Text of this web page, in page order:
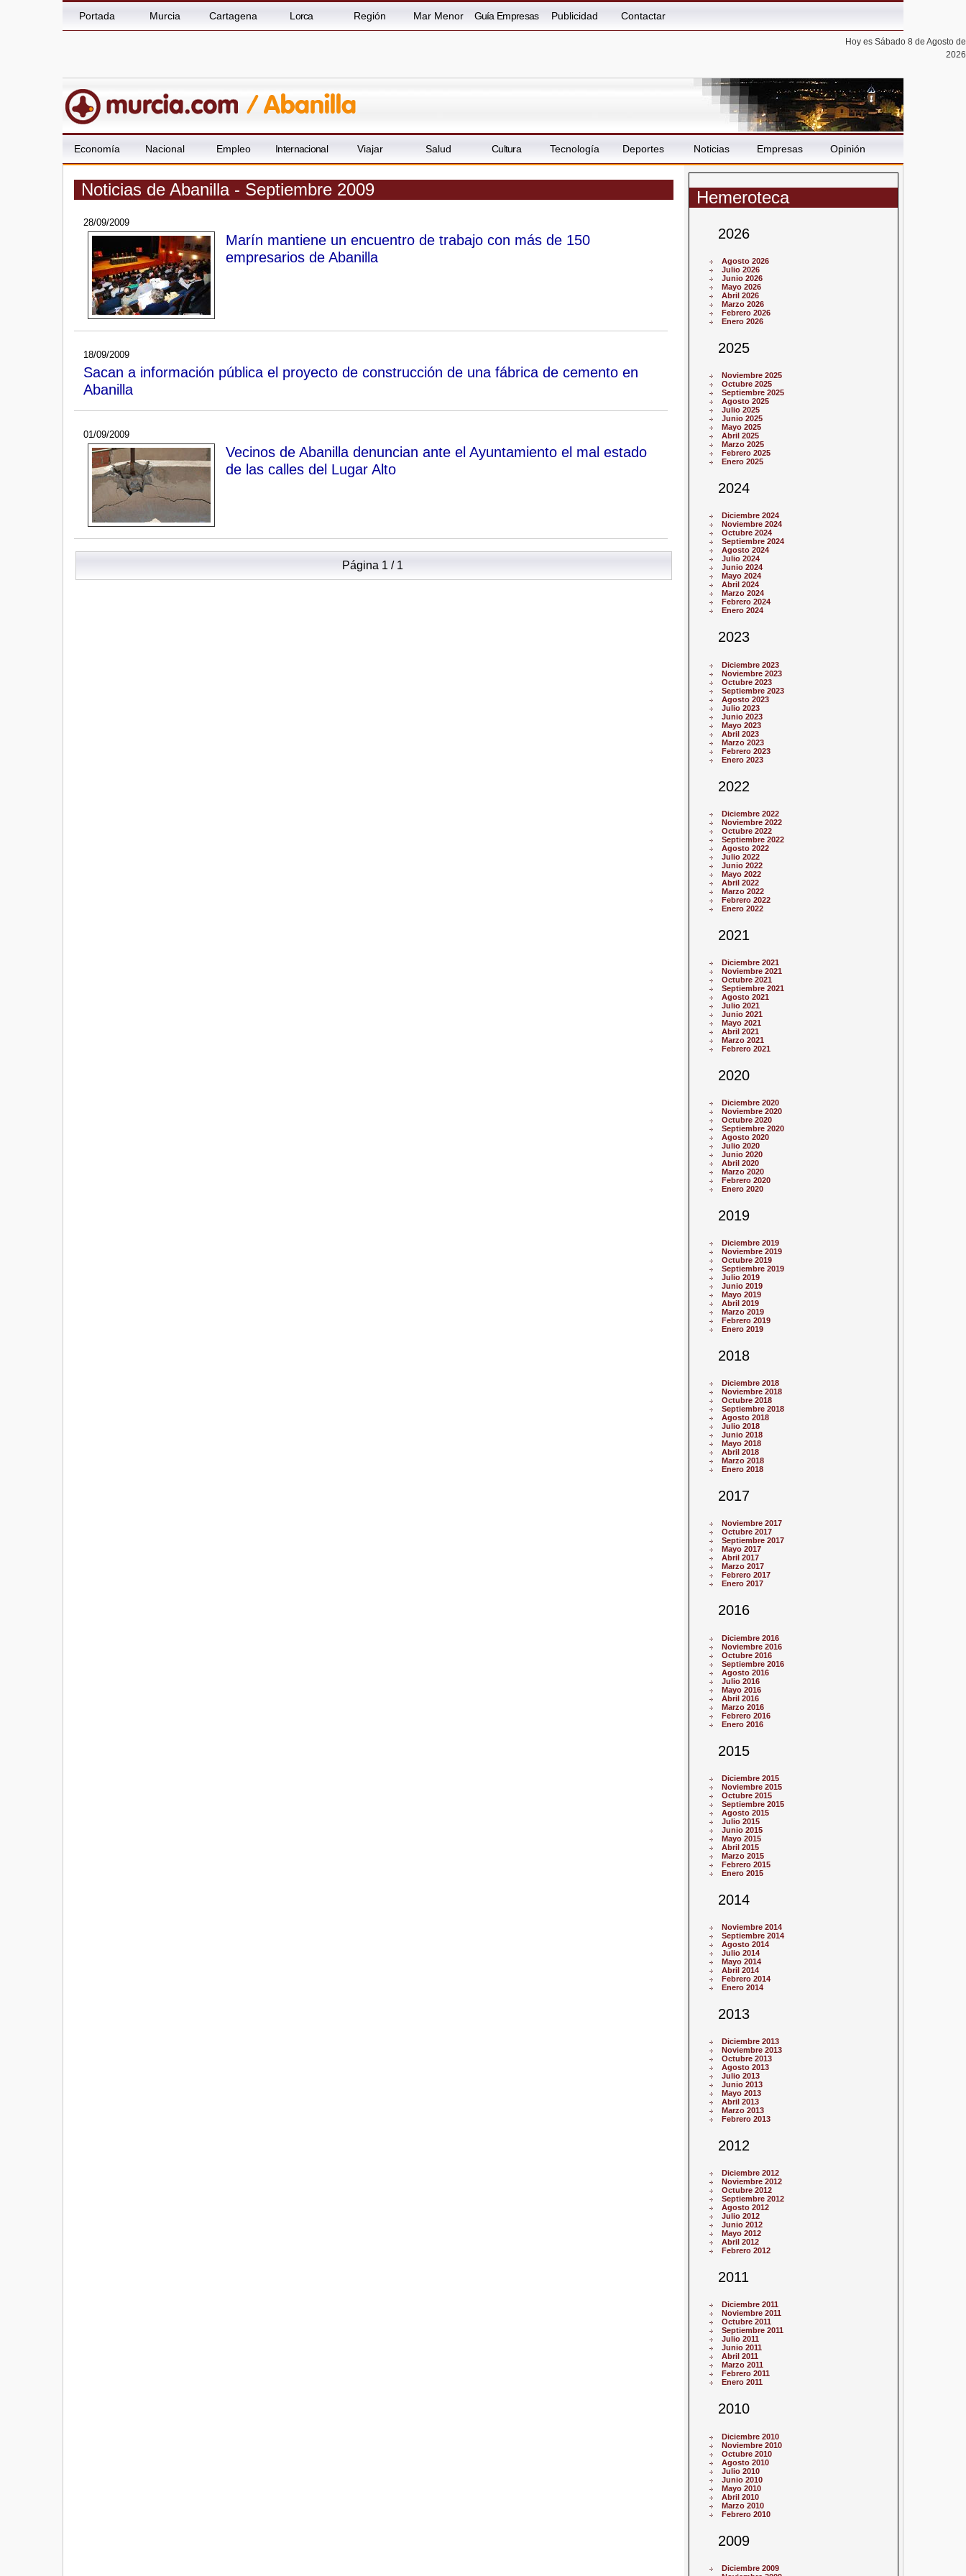
Portada Murcia Cartagena Lorca Región Mar Menor Guía Empresas Publicidad Contactar
Hoy es Sábado 8 de Agosto de
2026
Economía Nacional Empleo Internacional Viajar Salud Cultura Tecnología Deportes Noticias Empresas Opinión
Noticias de Abanilla - Septiembre 2009
28/09/2009
Marín mantiene un encuentro de trabajo con más de 150
empresarios de Abanilla
18/09/2009
Sacan a información pública el proyecto de construcción de una fábrica de cemento en
Abanilla
01/09/2009
Vecinos de Abanilla denuncian ante el Ayuntamiento el mal estado
de las calles del Lugar Alto
Página 1 / 1
Hemeroteca
2026
Agosto 2026
Julio 2026
Junio 2026
Mayo 2026
Abril 2026
Marzo 2026
Febrero 2026
Enero 2026
2025
Noviembre 2025
Octubre 2025
Septiembre 2025
Agosto 2025
Julio 2025
Junio 2025
Mayo 2025
Abril 2025
Marzo 2025
Febrero 2025
Enero 2025
2024
Diciembre 2024
Noviembre 2024
Octubre 2024
Septiembre 2024
Agosto 2024
Julio 2024
Junio 2024
Mayo 2024
Abril 2024
Marzo 2024
Febrero 2024
Enero 2024
2023
Diciembre 2023
Noviembre 2023
Octubre 2023
Septiembre 2023
Agosto 2023
Julio 2023
Junio 2023
Mayo 2023
Abril 2023
Marzo 2023
Febrero 2023
Enero 2023
2022
Diciembre 2022
Noviembre 2022
Octubre 2022
Septiembre 2022
Agosto 2022
Julio 2022
Junio 2022
Mayo 2022
Abril 2022
Marzo 2022
Febrero 2022
Enero 2022
2021
Diciembre 2021
Noviembre 2021
Octubre 2021
Septiembre 2021
Agosto 2021
Julio 2021
Junio 2021
Mayo 2021
Abril 2021
Marzo 2021
Febrero 2021
2020
Diciembre 2020
Noviembre 2020
Octubre 2020
Septiembre 2020
Agosto 2020
Julio 2020
Junio 2020
Abril 2020
Marzo 2020
Febrero 2020
Enero 2020
2019
Diciembre 2019
Noviembre 2019
Octubre 2019
Septiembre 2019
Julio 2019
Junio 2019
Mayo 2019
Abril 2019
Marzo 2019
Febrero 2019
Enero 2019
2018
Diciembre 2018
Noviembre 2018
Octubre 2018
Septiembre 2018
Agosto 2018
Julio 2018
Junio 2018
Mayo 2018
Abril 2018
Marzo 2018
Enero 2018
2017
Noviembre 2017
Octubre 2017
Septiembre 2017
Mayo 2017
Abril 2017
Marzo 2017
Febrero 2017
Enero 2017
2016
Diciembre 2016
Noviembre 2016
Octubre 2016
Septiembre 2016
Agosto 2016
Julio 2016
Mayo 2016
Abril 2016
Marzo 2016
Febrero 2016
Enero 2016
2015
Diciembre 2015
Noviembre 2015
Octubre 2015
Septiembre 2015
Agosto 2015
Julio 2015
Junio 2015
Mayo 2015
Abril 2015
Marzo 2015
Febrero 2015
Enero 2015
2014
Noviembre 2014
Septiembre 2014
Agosto 2014
Julio 2014
Mayo 2014
Abril 2014
Febrero 2014
Enero 2014
2013
Diciembre 2013
Noviembre 2013
Octubre 2013
Agosto 2013
Julio 2013
Junio 2013
Mayo 2013
Abril 2013
Marzo 2013
Febrero 2013
2012
Diciembre 2012
Noviembre 2012
Octubre 2012
Septiembre 2012
Agosto 2012
Julio 2012
Junio 2012
Mayo 2012
Abril 2012
Febrero 2012
2011
Diciembre 2011
Noviembre 2011
Octubre 2011
Septiembre 2011
Julio 2011
Junio 2011
Abril 2011
Marzo 2011
Febrero 2011
Enero 2011
2010
Diciembre 2010
Noviembre 2010
Octubre 2010
Agosto 2010
Julio 2010
Junio 2010
Mayo 2010
Abril 2010
Marzo 2010
Febrero 2010
2009
Diciembre 2009